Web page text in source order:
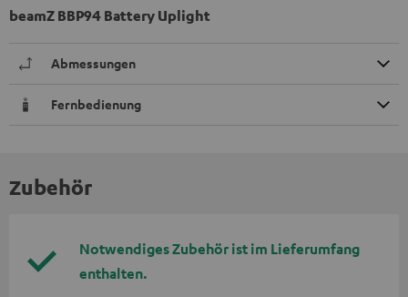
beamZ BBP94 Battery Uplight
Abmessungen
Fernbedienung
Zubehör
Notwendiges Zubehör ist im Lieferumfang
enthalten.